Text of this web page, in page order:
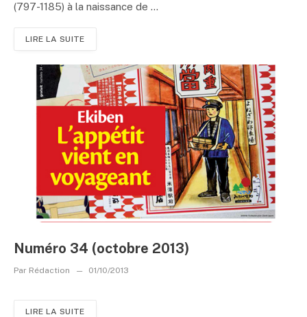
(797-1185) à la naissance de ...
LIRE LA SUITE
Numéro 34 (octobre 2013)
Par Rédaction 01/10/2013
LIRE LA SUITE